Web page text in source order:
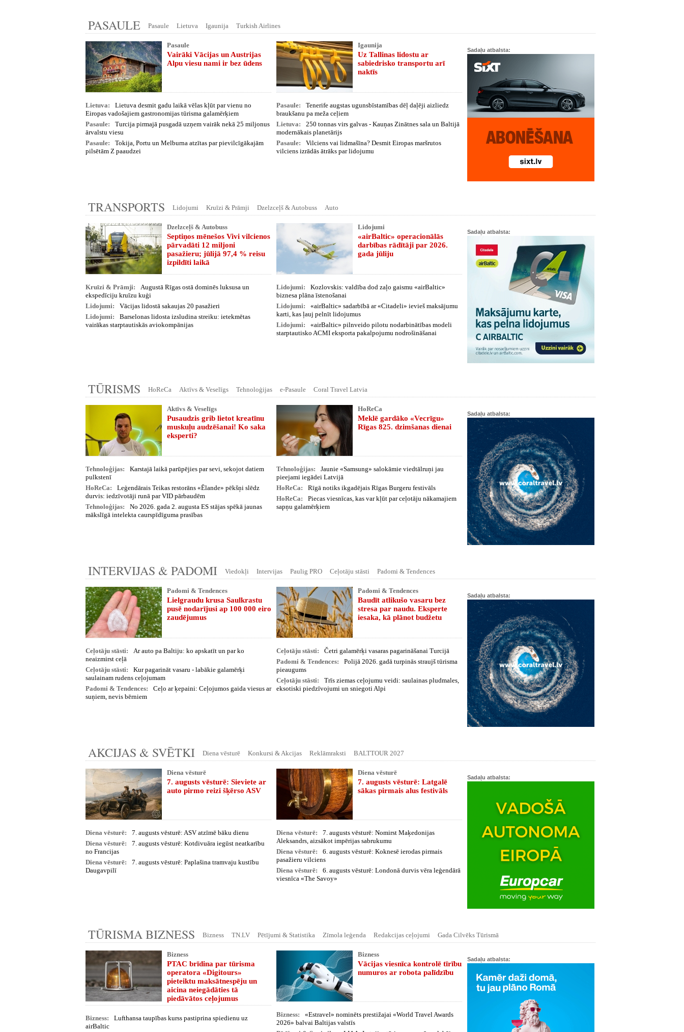
PASAULE Pasaule Lietuva Igaunija Turkish Airlines
Pasaule
Vairāki Vācijas un Austrijas
Alpu viesu nami ir bez ūdens
Lietuva:
Lietuva desmit gadu laikā vēlas kļūt par vienu no
Eiropas vadošajiem gastronomijas tūrisma galamērķiem
Pasaule:
Turcija pirmajā pusgadā uzņem vairāk nekā 25 miljonus
ārvalstu viesu
Pasaule:
Tokija, Portu un Melburna atzītas par pievilcīgākajām
pilsētām Z paaudzei
Igaunija
Uz Tallinas lidostu ar
sabiedrisko transportu arī
naktīs
Pasaule:
Tenerife augstas ugunsbīstamības dēļ daļēji aizliedz
braukšanu pa meža ceļiem
Lietuva:
250 tonnas virs galvas - Kauņas Zinātnes sala un Baltijā
modernākais planetārijs
Pasaule:
Vilciens vai lidmašīna? Desmit Eiropas maršrutos
vilciens izrādās ātrāks par lidojumu
Sadaļu atbalsta:
TRANSPORTS Lidojumi Kruīzi & Prāmji Dzelzceļš & Autobuss Auto
Dzelzceļš & Autobuss
Septiņos mēnešos Vivi vilcienos
pārvadāti 12 miljoni
pasažieru; jūlijā 97,4 % reisu
izpildīti laikā
Kruīzi & Prāmji:
Augustā Rīgas ostā dominēs luksusa un
ekspedīciju kruīzu kuģi
Lidojumi:
Vācijas lidostā sakaujas 20 pasažieri
Lidojumi:
Barselonas lidosta izsludina streiku: ietekmētas
vairākas starptautiskās aviokompānijas
Lidojumi
«airBaltic» operacionālās
darbības rādītāji par 2026.
gada jūliju
Lidojumi:
Kozlovskis: valdība dod zaļo gaismu «airBaltic»
biznesa plāna īstenošanai
Lidojumi:
«airBaltic» sadarbībā ar «Citadeli» ievieš maksājumu
karti, kas ļauj pelnīt lidojumus
Lidojumi:
«airBaltic» pilnveido pilotu nodarbinātības modeli
starptautisko ACMI eksporta pakalpojumu nodrošināšanai
Sadaļu atbalsta:
TŪRISMS HoReCa Aktīvs & Veselīgs Tehnoloģijas e-Pasaule Coral Travel Latvia
Aktīvs & Veselīgs
Pusaudzis grib lietot kreatīnu
muskuļu audzēšanai! Ko saka
eksperti?
Tehnoloģijas:
Karstajā laikā parūpējies par sevi, sekojot datiem
pulkstenī
HoReCa:
Leģendārais Teikas restorāns «Ēlande» pēkšņi slēdz
durvis: iedzīvotāji runā par VID pārbaudēm
Tehnoloģijas:
No 2026. gada 2. augusta ES stājas spēkā jaunas
mākslīgā intelekta caurspīdīguma prasības
HoReCa
Meklē gardāko «Vecrīgu»
Rīgas 825. dzimšanas dienai
Tehnoloģijas:
Jaunie «Samsung» salokāmie viedtālruņi jau
pieejami iegādei Latvijā
HoReCa:
Rīgā notiks ikgadējais Rīgas Burgeru festivāls
HoReCa:
Piecas viesnīcas, kas var kļūt par ceļotāju nākamajiem
sapņu galamērķiem
Sadaļu atbalsta:
INTERVIJAS & PADOMI Viedokļi Intervijas Paulig PRO Ceļotāju stāsti Padomi & Tendences
Padomi & Tendences
Lielgraudu krusa Saulkrastu
pusē nodarījusi ap 100 000 eiro
zaudējumus
Ceļotāju stāsti:
Ar auto pa Baltiju: ko apskatīt un par ko
neaizmirst ceļā
Ceļotāju stāsti:
Kur pagarināt vasaru - labākie galamērķi
saulainam rudens ceļojumam
Padomi & Tendences:
Ceļo ar ķepaini: Ceļojumos gaida viesus ar
suņiem, nevis bērniem
Padomi & Tendences
Baudīt atlikušo vasaru bez
stresa par naudu. Eksperte
iesaka, kā plānot budžetu
Ceļotāju stāsti:
Četri galamērķi vasaras pagarināšanai Turcijā
Padomi & Tendences:
Polijā 2026. gadā turpinās straujš tūrisma
pieaugums
Ceļotāju stāsti:
Trīs ziemas ceļojumu veidi: saulainas pludmales,
eksotiski piedzīvojumi un sniegoti Alpi
Sadaļu atbalsta:
AKCIJAS & SVĒTKI Diena vēsturē Konkursi & Akcijas Reklāmraksti BALTTOUR 2027
Diena vēsturē
7. augusts vēsturē: Sieviete ar
auto pirmo reizi šķērso ASV
Diena vēsturē:
7. augusts vēsturē: ASV atzīmē bāku dienu
Diena vēsturē:
7. augusts vēsturē: Kotdivuāra iegūst neatkarību
no Francijas
Diena vēsturē:
7. augusts vēsturē: Paplašina tramvaju kustību
Daugavpilī
Diena vēsturē
7. augusts vēsturē: Latgalē
sākas pirmais alus festivāls
Diena vēsturē:
7. augusts vēsturē: Nomirst Maķedonijas
Aleksandrs, aizsākot impērijas sabrukumu
Diena vēsturē:
6. augusts vēsturē: Koknesē ierodas pirmais
pasažieru vilciens
Diena vēsturē:
6. augusts vēsturē: Londonā durvis vēra leģendārā
viesnīca «The Savoy»
Sadaļu atbalsta:
TŪRISMA BIZNESS Bizness TN.LV Pētījumi & Statistika Zīmola leģenda Redakcijas ceļojumi Gada Cilvēks Tūrismā
Bizness
PTAC brīdina par tūrisma
operatora «Digitours»
pieteiktu maksātnespēju un
aicina neiegādāties tā
piedāvātos ceļojumus
Bizness:
Lufthansa taupības kurss pastiprina spiedienu uz
airBaltic
Bizness
Vācijas viesnīca kontrolē tīrību
numuros ar robota palīdzību
Bizness:
«Estravel» nominēts prestižajai «World Travel Awards
2026» balvai Baltijas valstīs
Sadaļu atbalsta: